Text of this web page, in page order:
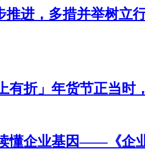
推进，多措并举树立
有折」年货节正当时
懂企业基因——《企